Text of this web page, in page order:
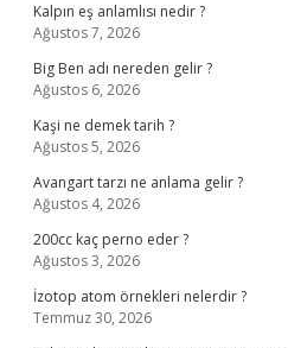
Kalpın eş anlamlısı nedir ?
Ağustos 7, 2026
Big Ben adı nereden gelir ?
Ağustos 6, 2026
Kaşi ne demek tarih ?
Ağustos 5, 2026
Avangart tarzı ne anlama gelir ?
Ağustos 4, 2026
200cc kaç perno eder ?
Ağustos 3, 2026
İzotop atom örnekleri nelerdir ?
Temmuz 30, 2026